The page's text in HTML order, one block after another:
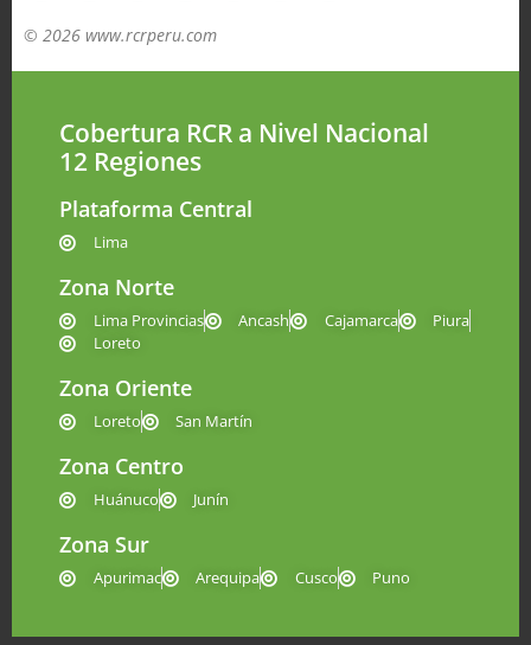
© 2026 www.rcrperu.com
Cobertura RCR a Nivel Nacional
12 Regiones
Plataforma Central
Lima
Zona Norte
Lima Provincias Ancash Cajamarca
Piura
Loreto
Zona Oriente
Loreto San Martín
Zona Centro
Huánuco Junín
Zona Sur
Apurimac Arequipa Cusco Puno